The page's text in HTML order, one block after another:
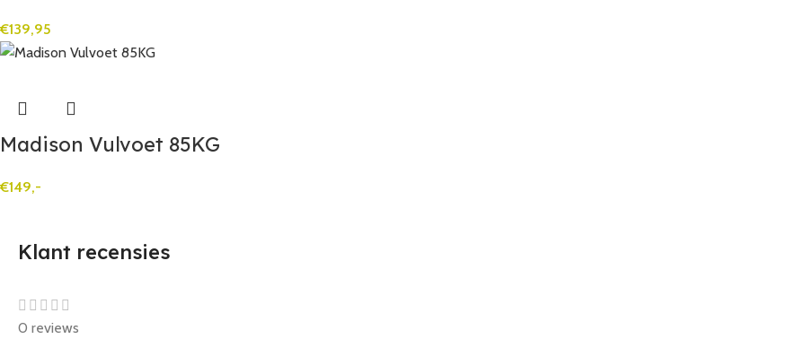
€139,95
Madison Vulvoet 85KG
€149,-
Klant recensies
0 reviews